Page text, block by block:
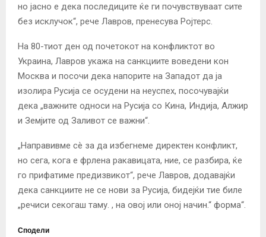
но јасно е дека последиците ќе ги почувствуваат сите
без исклучок“, рече Лавров, пренесува Ројтерс.
На 80-тиот ден од почетокот на конфликтот во
Украина, Лавров укажа на санкциите воведени кон
Москва и посочи дека напорите на Западот да ја
изолира Русија се осудени на неуспех, посочувајќи
дека „важните односи на Русија со Кина, Индија, Алжир
и Земјите од Заливот се важни“.
„Направивме сè за да избегнеме директен конфликт,
но сега, кога е фрлена ракавицата, ние, се разбира, ќе
го прифатиме предизвикот“, рече Лавров, додавајќи
дека санкциите не се нови за Русија, бидејќи тие биле
„речиси секогаш таму. , на овој или оној начин.“ форма“.
Сподели